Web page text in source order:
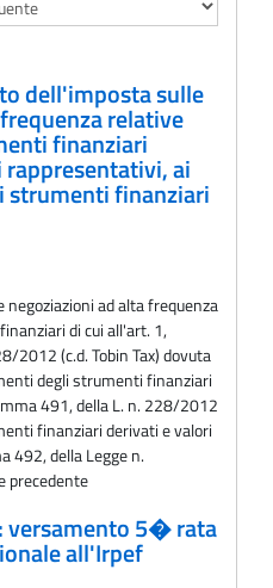
dell'imposta sulle
relative
finanziari
ai
strumenti finanziari
ad alta frequenza
di cui all'art. 1,
2012 (c.d. Tobin Tax) dovuta
degli strumenti finanziari
491, della L. n. 228/2012
finanziari derivati e valori
492, della Legge n.
precedente
versamento 5� rata
all'Irpef